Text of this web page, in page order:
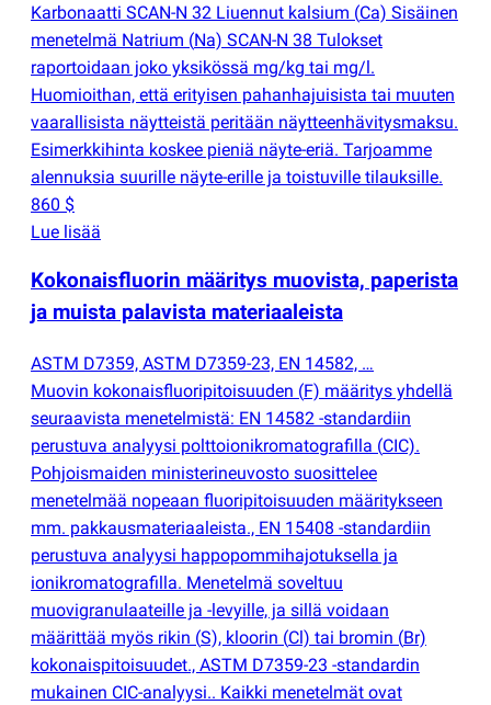
Karbonaatti SCAN-N 32 Liuennut kalsium (Ca) Sisäinen
menetelmä Natrium (Na) SCAN-N 38 Tulokset
raportoidaan joko yksikössä mg/kg tai mg/l.
Huomioithan, että erityisen pahanhajuisista tai muuten
vaarallisista näytteistä peritään näytteenhävitysmaksu.
Esimerkkihinta koskee pieniä näyte-eriä. Tarjoamme
alennuksia suurille näyte-erille ja toistuville tilauksille.
860 $
Lue lisää
Kokonaisfluorin määritys muovista, paperista
ja muista palavista materiaaleista
ASTM D7359, ASTM D7359-23, EN 14582, …
Muovin kokonaisfluoripitoisuuden (F) määritys yhdellä
seuraavista menetelmistä: EN 14582 -standardiin
perustuva analyysi polttoionikromatografilla (CIC).
Pohjoismaiden ministerineuvosto suosittelee
menetelmää nopeaan fluoripitoisuuden määritykseen
mm. pakkausmateriaaleista., EN 15408 -standardiin
perustuva analyysi happopommihajotuksella ja
ionikromatografilla. Menetelmä soveltuu
muovigranulaateille ja -levyille, ja sillä voidaan
määrittää myös rikin (S), kloorin (Cl) tai bromin (Br)
kokonaispitoisuudet., ASTM D7359-23 -standardin
mukainen CIC-analyysi.. Kaikki menetelmät ovat